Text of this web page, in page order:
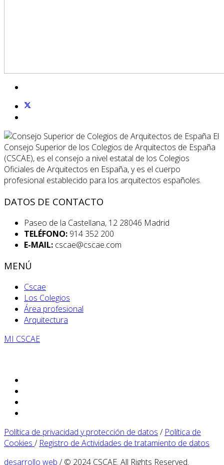
El
Consejo Superior de los Colegios de Arquitectos de España
(CSCAE), es el consejo a nivel estatal de los Colegios
Oficiales de Arquitectos en España, y es el cuerpo
profesional establecido para los arquitectos españoles.
DATOS DE CONTACTO
Paseo de la Castellana, 12 28046 Madrid
TELÉFONO: 914 352 200
E-MAIL: cscae@cscae.com
MENÚ
Cscae
Los Colegios
Área profesional
Arquitectura
MI CSCAE
Política de privacidad y protección de datos / Política de
Cookies / Registro de Actividades de tratamiento de datos
desarrollo web / © 2024 CSCAE. All Rights Reserved.